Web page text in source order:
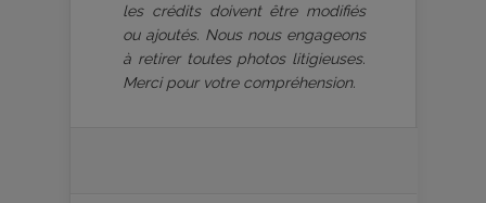
les crédits doivent être modifiés
ou ajoutés. Nous nous engageons
à retirer toutes photos litigieuses.
Merci pour votre compréhension.